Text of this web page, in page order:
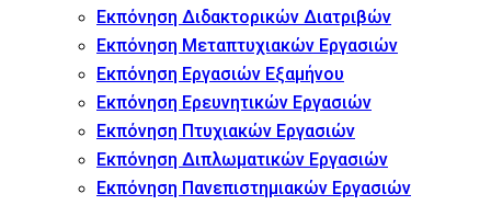
Εκπόνηση Διδακτορικών Διατριβών
Εκπόνηση Μεταπτυχιακών Εργασιών
Εκπόνηση Εργασιών Εξαμήνου
Εκπόνηση Ερευνητικών Εργασιών
Εκπόνηση Πτυχιακών Εργασιών
Εκπόνηση Διπλωματικών Εργασιών
Εκπόνηση Πανεπιστημιακών Εργασιών